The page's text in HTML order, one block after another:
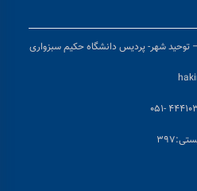
توحید شهر- پردیس دانشگاه حکیم سبزواری